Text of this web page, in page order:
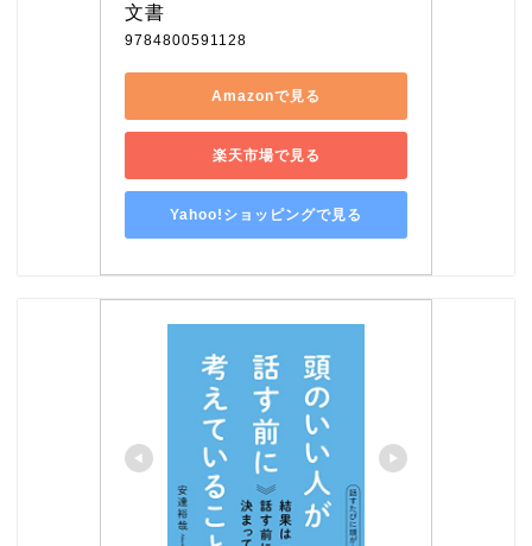
文書
9784800591128
Amazonで見る
楽天市場で見る
Yahoo!ショッピングで見る